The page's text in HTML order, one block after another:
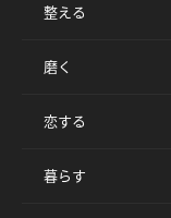
整える
磨く
恋する
暮らす